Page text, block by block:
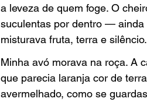
a leveza de quem foge. O
suculentas por dentro — ainda
misturava fruta, terra e
Minha avó morava na roça. A
que parecia laranja cor de
avermelhado, como se